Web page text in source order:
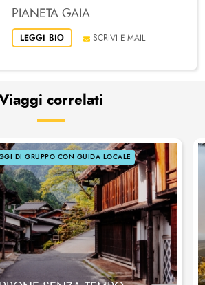
PIANETA GAIA
SCRIVI E-MAIL
LEGGI BIO
correlati
DI GRUPPO CON GUIDA LOCALE